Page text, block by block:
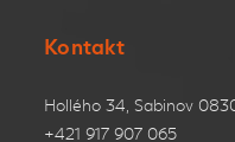
Kontakt
Hollého 34, Sabinov
+421 917 907 065